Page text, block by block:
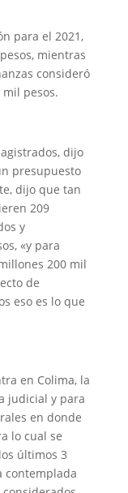
para el 2021,
mientras
consideró
pesos.
dijo
presupuesto
dijo que tan
209
y
«y para
200 mil
de
eso es lo que
en Colima, la
judicial y para
en donde
lo cual se
últimos 3
contemplada